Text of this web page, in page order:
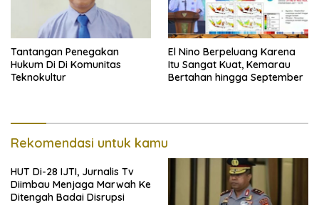
Tantangan Penegakan
Hukum Di Di Komunitas
Teknokultur
El Nino Berpeluang Karena
Itu Sangat Kuat, Kemarau
Bertahan hingga September
Rekomendasi untuk kamu
HUT Di-28 IJTI, Jurnalis Tv
Diimbau Menjaga Marwah Ke
Ditengah Badai Disrupsi